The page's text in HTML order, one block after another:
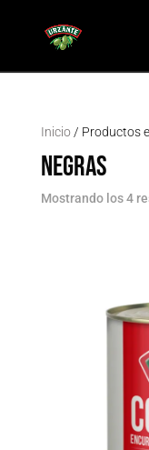
Inicio/ Productos
negras
Mostrando los 4